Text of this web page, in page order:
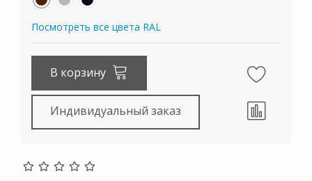
Посмотреть все цвета RAL
В корзину
Индивидуальный заказ